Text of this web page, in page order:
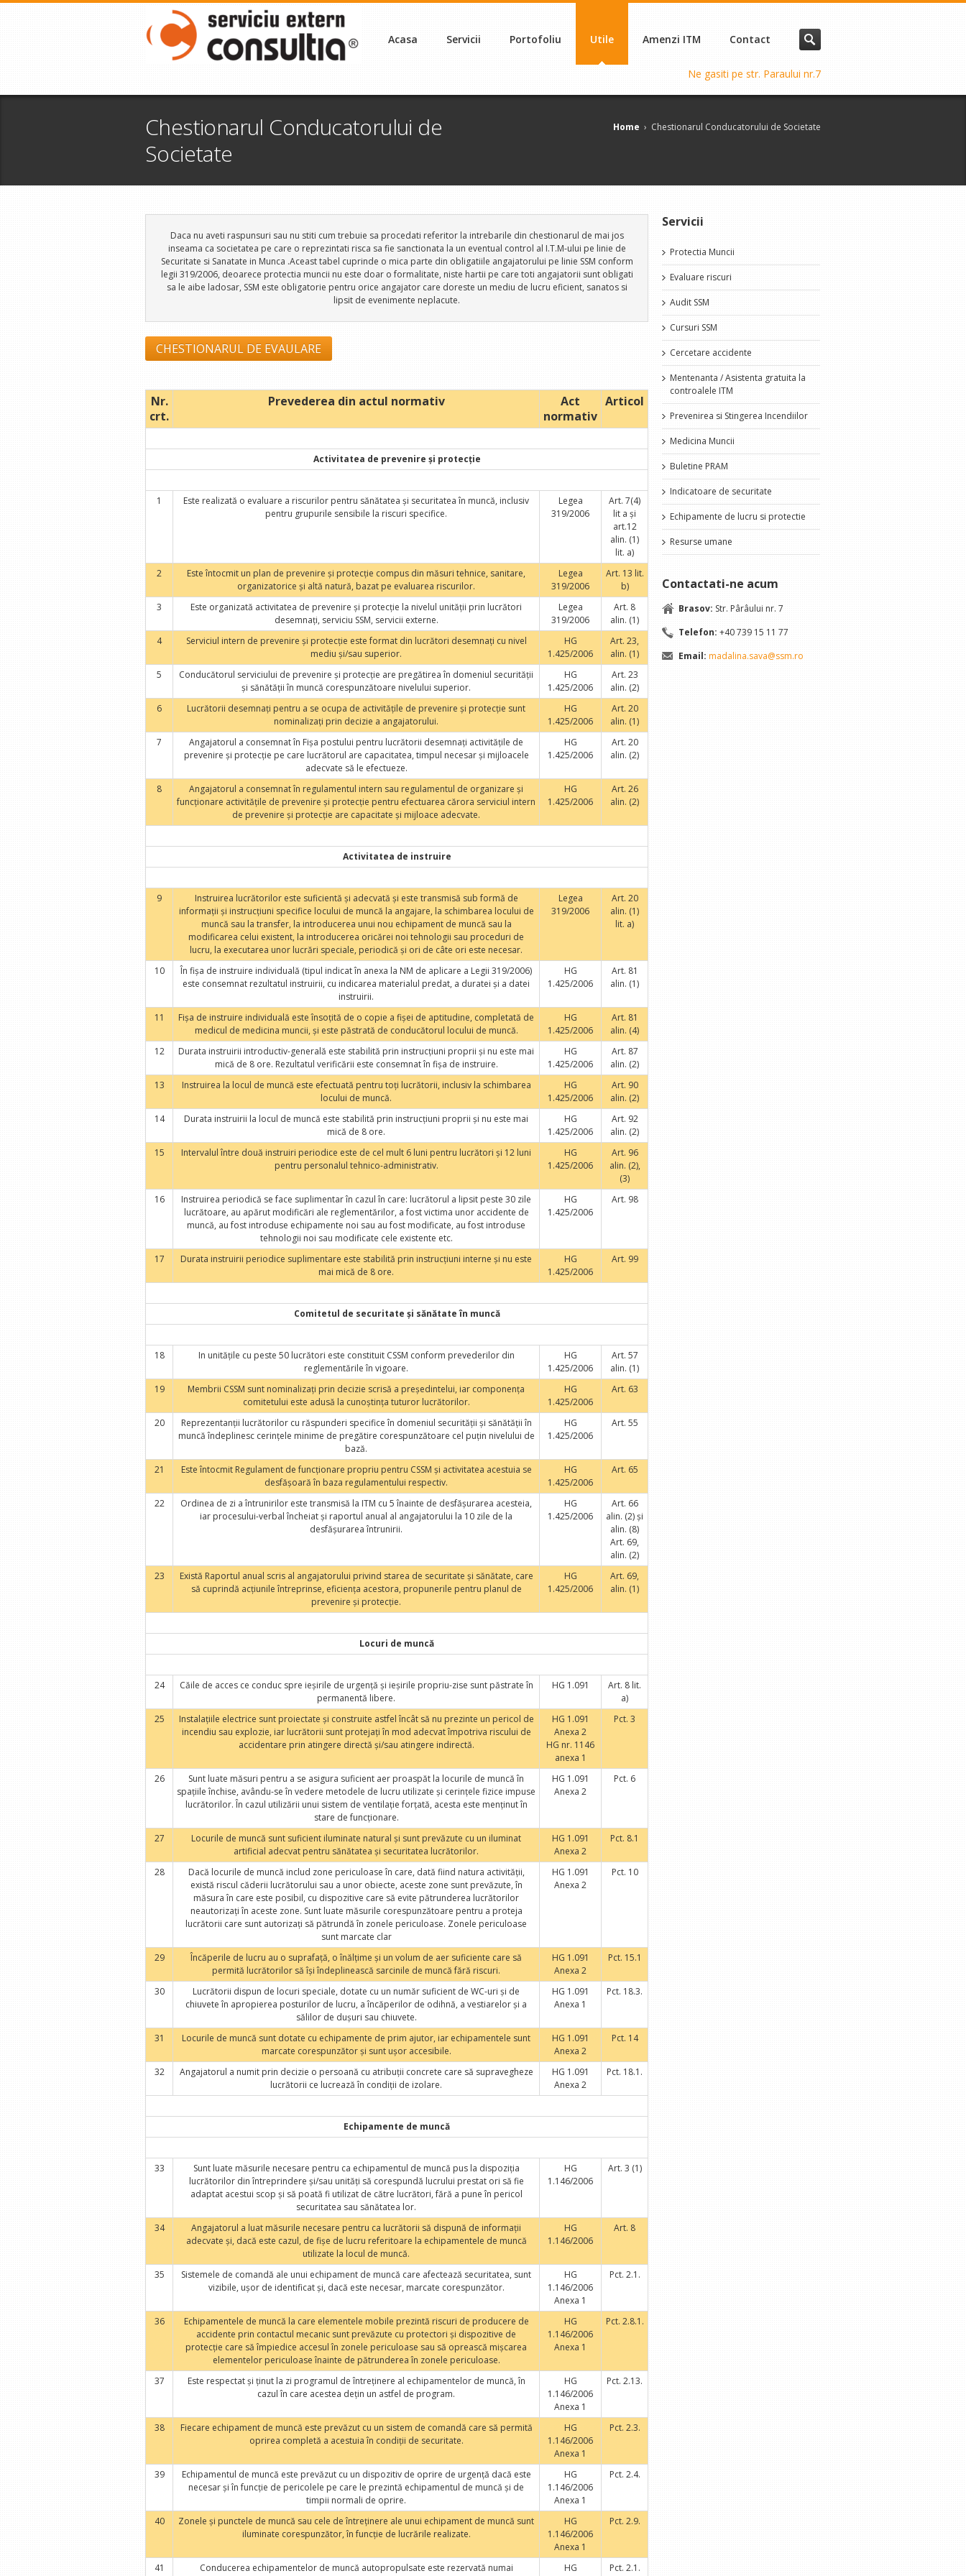
Acasa Servicii Portofoliu Utile Amenzi ITM Contact
Ne gasiti pe str. Paraului nr.7
Chestionarul Conducatorului de
Societate
Home › Chestionarul Conducatorului de Societate
Daca nu aveti raspunsuri sau nu stiti cum trebuie sa procedati referitor la intrebarile din chestionarul de mai jos
inseama ca societatea pe care o reprezintati risca sa fie sanctionata la un eventual control al I.T.M-ului pe linie de
Securitate si Sanatate in Munca .Aceast tabel cuprinde o mica parte din obligatiile angajatorului pe linie SSM conform
legii 319/2006, deoarece protectia muncii nu este doar o formalitate, niste hartii pe care toti angajatorii sunt obligati
sa le aibe ladosar, SSM este obligatorie pentru orice angajator care doreste un mediu de lucru eficient, sanatos si
lipsit de evenimente neplacute.
CHESTIONARUL DE EVAULARE
Nr.
crt.
Prevederea din actul normativ
Act
normativ
Articol
Activitatea de prevenire şi protecţie
1
Este realizată o evaluare a riscurilor pentru sănătatea şi securitatea în muncă, inclusiv
pentru grupurile sensibile la riscuri specifice.
Legea
319/2006
Art. 7(4)
lit a şi
art.12
alin. (1)
lit. a)
2
Este întocmit un plan de prevenire şi protecţie compus din măsuri tehnice, sanitare,
organizatorice şi altă natură, bazat pe evaluarea riscurilor.
Legea
319/2006
Art. 13 lit.
b)
3
Este organizată activitatea de prevenire şi protecţie la nivelul unităţii prin lucrători
desemnaţi, serviciu SSM, servicii externe.
Legea
319/2006
Art. 8
alin. (1)
4
Serviciul intern de prevenire şi protecţie este format din lucrători desemnaţi cu nivel
mediu şi/sau superior.
HG
1.425/2006
Art. 23,
alin. (1)
5
Conducătorul serviciului de prevenire şi protecţie are pregătirea în domeniul securităţii
şi sănătăţii în muncă corespunzătoare nivelului superior.
HG
1.425/2006
Art. 23
alin. (2)
6
Lucrătorii desemnaţi pentru a se ocupa de activităţile de prevenire şi protecţie sunt
nominalizaţi prin decizie a angajatorului.
HG
1.425/2006
Art. 20
alin. (1)
7
Angajatorul a consemnat în Fişa postului pentru lucrătorii desemnaţi activităţile de
prevenire şi protecţie pe care lucrătorul are capacitatea, timpul necesar şi mijloacele
adecvate să le efectueze.
HG
1.425/2006
Art. 20
alin. (2)
8
Angajatorul a consemnat în regulamentul intern sau regulamentul de organizare şi
funcţionare activităţile de prevenire şi protecţie pentru efectuarea cărora serviciul intern
de prevenire şi protecţie are capacitate şi mijloace adecvate.
HG
1.425/2006
Art. 26
alin. (2)
Activitatea de instruire
9
Instruirea lucrătorilor este suficientă şi adecvată şi este transmisă sub formă de
informaţii şi instrucţiuni specifice locului de muncă la angajare, la schimbarea locului de
muncă sau la transfer, la introducerea unui nou echipament de muncă sau la
modificarea celui existent, la introducerea oricărei noi tehnologii sau proceduri de
lucru, la executarea unor lucrări speciale, periodică şi ori de câte ori este necesar.
Legea
319/2006
Art. 20
alin. (1)
lit. a)
10
În fişa de instruire individuală (tipul indicat în anexa la NM de aplicare a Legii 319/2006)
este consemnat rezultatul instruirii, cu indicarea materialul predat, a duratei şi a datei
instruirii.
HG
1.425/2006
Art. 81
alin. (1)
11
Fişa de instruire individuală este însoţită de o copie a fişei de aptitudine, completată de
medicul de medicina muncii, şi este păstrată de conducătorul locului de muncă.
HG
1.425/2006
Art. 81
alin. (4)
12
Durata instruirii introductiv-generală este stabilită prin instrucţiuni proprii şi nu este mai
mică de 8 ore. Rezultatul verificării este consemnat în fişa de instruire.
HG
1.425/2006
Art. 87
alin. (2)
13
Instruirea la locul de muncă este efectuată pentru toţi lucrătorii, inclusiv la schimbarea
locului de muncă.
HG
1.425/2006
Art. 90
alin. (2)
14
Durata instruirii la locul de muncă este stabilită prin instrucţiuni proprii şi nu este mai
mică de 8 ore.
HG
1.425/2006
Art. 92
alin. (2)
15
Intervalul între două instruiri periodice este de cel mult 6 luni pentru lucrători şi 12 luni
pentru personalul tehnico-administrativ.
HG
1.425/2006
Art. 96
alin. (2),
(3)
16
Instruirea periodică se face suplimentar în cazul în care: lucrătorul a lipsit peste 30 zile
lucrătoare, au apărut modificări ale reglementărilor, a fost victima unor accidente de
muncă, au fost introduse echipamente noi sau au fost modificate, au fost introduse
tehnologii noi sau modificate cele existente etc.
HG
1.425/2006
Art. 98
17
Durata instruirii periodice suplimentare este stabilită prin instrucţiuni interne şi nu este
mai mică de 8 ore.
HG
1.425/2006
Art. 99
Comitetul de securitate şi sănătate în muncă
18
In unităţile cu peste 50 lucrători este constituit CSSM conform prevederilor din
reglementările în vigoare.
HG
1.425/2006
Art. 57
alin. (1)
19
Membrii CSSM sunt nominalizaţi prin decizie scrisă a preşedintelui, iar componenţa
comitetului este adusă la cunoştinţa tuturor lucrătorilor.
HG
1.425/2006
Art. 63
20
Reprezentanţii lucrătorilor cu răspunderi specifice în domeniul securităţii şi sănătăţii în
muncă îndeplinesc cerinţele minime de pregătire corespunzătoare cel puţin nivelului de
bază.
HG
1.425/2006
Art. 55
21
Este întocmit Regulament de funcţionare propriu pentru CSSM şi activitatea acestuia se
desfăşoară în baza regulamentului respectiv.
HG
1.425/2006
Art. 65
22
Ordinea de zi a întrunirilor este transmisă la ITM cu 5 înainte de desfăşurarea acesteia,
iar procesului-verbal încheiat şi raportul anual al angajatorului la 10 zile de la
desfăşurarea întrunirii.
HG
1.425/2006
Art. 66
alin. (2) şi
alin. (8)
Art. 69,
alin. (2)
23
Există Raportul anual scris al angajatorului privind starea de securitate şi sănătate, care
să cuprindă acţiunile întreprinse, eficienţa acestora, propunerile pentru planul de
prevenire şi protecţie.
HG
1.425/2006
Art. 69,
alin. (1)
Locuri de muncă
24
Căile de acces ce conduc spre ieşirile de urgenţă şi ieşirile propriu-zise sunt păstrate în
permanentă libere.
HG 1.091
Art. 8 lit.
a)
25
Instalaţiile electrice sunt proiectate şi construite astfel încât să nu prezinte un pericol de
incendiu sau explozie, iar lucrătorii sunt protejaţi în mod adecvat împotriva riscului de
accidentare prin atingere directă şi/sau atingere indirectă.
HG 1.091
Anexa 2
HG nr. 1146
anexa 1
Pct. 3
26
Sunt luate măsuri pentru a se asigura suficient aer proaspăt la locurile de muncă în
spaţiile închise, avându-se în vedere metodele de lucru utilizate şi cerinţele fizice impuse
lucrătorilor. În cazul utilizării unui sistem de ventilaţie forţată, acesta este menţinut în
stare de funcţionare.
HG 1.091
Anexa 2
Pct. 6
27
Locurile de muncă sunt suficient iluminate natural şi sunt prevăzute cu un iluminat
artificial adecvat pentru sănătatea şi securitatea lucrătorilor.
HG 1.091
Anexa 2
Pct. 8.1
28
Dacă locurile de muncă includ zone periculoase în care, dată fiind natura activităţii,
există riscul căderii lucrătorului sau a unor obiecte, aceste zone sunt prevăzute, în
măsura în care este posibil, cu dispozitive care să evite pătrunderea lucrătorilor
neautorizaţi în aceste zone. Sunt luate măsurile corespunzătoare pentru a proteja
lucrătorii care sunt autorizaţi să pătrundă în zonele periculoase. Zonele periculoase
sunt marcate clar
HG 1.091
Anexa 2
Pct. 10
29
Încăperile de lucru au o suprafaţă, o înălţime şi un volum de aer suficiente care să
permită lucrătorilor să îşi îndeplinească sarcinile de muncă fără riscuri.
HG 1.091
Anexa 2
Pct. 15.1
30
Lucrătorii dispun de locuri speciale, dotate cu un număr suficient de WC-uri şi de
chiuvete în apropierea posturilor de lucru, a încăperilor de odihnă, a vestiarelor şi a
sălilor de duşuri sau chiuvete.
HG 1.091
Anexa 1
Pct. 18.3.
31
Locurile de muncă sunt dotate cu echipamente de prim ajutor, iar echipamentele sunt
marcate corespunzător şi sunt uşor accesibile.
HG 1.091
Anexa 2
Pct. 14
32
Angajatorul a numit prin decizie o persoană cu atribuţii concrete care să supravegheze
lucrătorii ce lucrează în condiţii de izolare.
HG 1.091
Anexa 2
Pct. 18.1.
Echipamente de muncă
33
Sunt luate măsurile necesare pentru ca echipamentul de muncă pus la dispoziţia
lucrătorilor din întreprindere şi/sau unităţi să corespundă lucrului prestat ori să fie
adaptat acestui scop şi să poată fi utilizat de către lucrători, fără a pune în pericol
securitatea sau sănătatea lor.
HG
1.146/2006
Art. 3 (1)
34
Angajatorul a luat măsurile necesare pentru ca lucrătorii să dispună de informaţii
adecvate şi, dacă este cazul, de fişe de lucru referitoare la echipamentele de muncă
utilizate la locul de muncă.
HG
1.146/2006
Art. 8
35
Sistemele de comandă ale unui echipament de muncă care afectează securitatea, sunt
vizibile, uşor de identificat şi, dacă este necesar, marcate corespunzător.
HG
1.146/2006
Anexa 1
Pct. 2.1.
36
Echipamentele de muncă la care elementele mobile prezintă riscuri de producere de
accidente prin contactul mecanic sunt prevăzute cu protectori şi dispozitive de
protecţie care să împiedice accesul în zonele periculoase sau să oprească mişcarea
elementelor periculoase înainte de pătrunderea în zonele periculoase.
HG
1.146/2006
Anexa 1
Pct. 2.8.1.
37
Este respectat şi ţinut la zi programul de întreţinere al echipamentelor de muncă, în
cazul în care acestea deţin un astfel de program.
HG
1.146/2006
Anexa 1
Pct. 2.13.
38
Fiecare echipament de muncă este prevăzut cu un sistem de comandă care să permită
oprirea completă a acestuia în condiţii de securitate.
HG
1.146/2006
Anexa 1
Pct. 2.3.
39
Echipamentul de muncă este prevăzut cu un dispozitiv de oprire de urgenţă dacă este
necesar şi în funcţie de pericolele pe care le prezintă echipamentul de muncă şi de
timpii normali de oprire.
HG
1.146/2006
Anexa 1
Pct. 2.4.
40
Zonele şi punctele de muncă sau cele de întreţinere ale unui echipament de muncă sunt
iluminate corespunzător, în funcţie de lucrările realizate.
HG
1.146/2006
Anexa 1
Pct. 2.9.
41
Conducerea echipamentelor de muncă autopropulsate este rezervată numai
HG
Pct. 2.1.
Servicii
Protectia Muncii
Evaluare riscuri
Audit SSM
Cursuri SSM
Cercetare accidente
Mentenanta / Asistenta gratuita la
controalele ITM
Prevenirea si Stingerea Incendiilor
Medicina Muncii
Buletine PRAM
Indicatoare de securitate
Echipamente de lucru si protectie
Resurse umane
Contactati-ne acum
Brasov: Str. Pârâului nr. 7
Telefon: +40 739 15 11 77
Email: madalina.sava@ssm.ro